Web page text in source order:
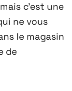
c’est une
ne vous
le magasin
de